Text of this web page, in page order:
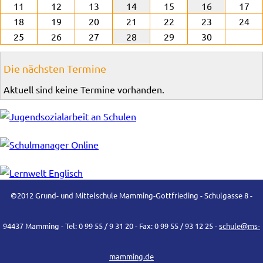
11
12 13 14 15 16
17
18
19 20 21 22 23
24
25
26 27 28 29 30
Die nächsten Termine
Aktuell sind keine Termine vorhanden.
©2012 Grund- und Mittelschule Mamming-Gottfrieding - Schulgasse 8 -
94437 Mamming - Tel: 0 99 55 / 9 31 20 - Fax: 0 99 55 / 93 12 25 -schule@ms-
mamming.de